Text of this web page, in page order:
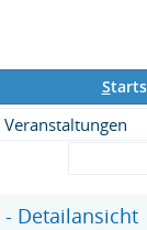
S
Veranstaltungen
- Detailansicht